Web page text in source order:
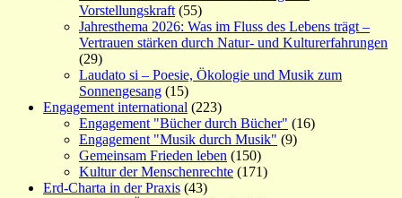
Vorstellungskraft (55)
Jahresthema 2026: Was im Fluss des Lebens trägt –
Vertrauen stärken durch Natur- und Kulturerfahrungen
(29)
Laudato si – Poesie, Ökologie und Musik zum
Sonnengesang (15)
Engagement international (223)
Engagement "Bücher durch Bücher" (16)
Engagement "Musik durch Musik" (9)
Gemeinsam Frieden leben (150)
Kultur der Menschenrechte (171)
Erd-Charta in der Praxis (43)